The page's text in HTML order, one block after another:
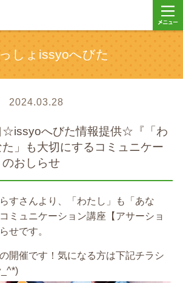
しょissyoへびた
2024.03.28
☆issyoへびた情報提供☆『「わ
」も大切にするコミュニケー
おしらせ
すさんより、「わたし」も「あな
ミュニケーション講座【アサーショ
せです。
開催です！気になる方は下記チラシ